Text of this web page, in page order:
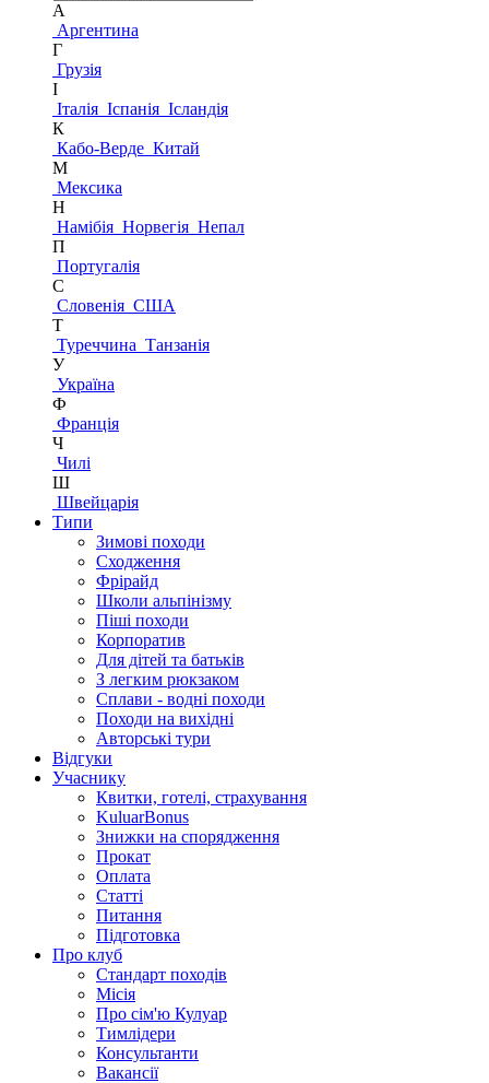
А
Аргентина
Г
Грузія
І
Італія Іспанія Ісландія
К
Кабо-Верде Китай
М
Мексика
Н
Намібія Норвегія Непал
П
Португалія
С
Словенія США
Т
Туреччина Танзанія
У
Україна
Ф
Франція
Ч
Чилі
Ш
Швейцарія
Типи
Зимові походи
Сходження
Фрірайд
Школи альпінізму
Піші походи
Корпоратив
Для дітей та батьків
З легким рюкзаком
Сплави - водні походи
Походи на вихідні
Авторські тури
Відгуки
Учаснику
Квитки, готелі, страхування
KuluarBonus
Знижки на спорядження
Прокат
Оплата
Статті
Питання
Підготовка
Про клуб
Стандарт походів
Місія
Про сім'ю Кулуар
Тимлідери
Консультанти
Вакансії